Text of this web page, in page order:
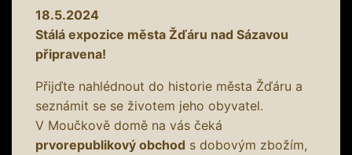
18.5.2024
Stálá expozice města Žďáru nad Sázavou
připravena!
Přijďte nahlédnout do historie města Žďáru a
seznámit se se životem jeho obyvatel.
V Moučkově domě na vás čeká
prvorepublikový obchod s dobovým zbožím,